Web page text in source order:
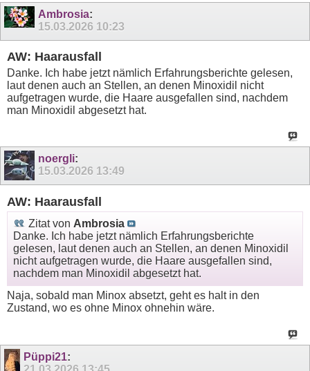
Ambrosia:
15.03.2026 10:23
AW: Haarausfall
Danke. Ich habe jetzt nämlich Erfahrungsberichte gelesen,
laut denen auch an Stellen, an denen Minoxidil nicht
aufgetragen wurde, die Haare ausgefallen sind, nachdem
man Minoxidil abgesetzt hat.
noergli:
15.03.2026 13:49
AW: Haarausfall
Zitat von Ambrosia
Danke. Ich habe jetzt nämlich Erfahrungsberichte
gelesen, laut denen auch an Stellen, an denen Minoxidil
nicht aufgetragen wurde, die Haare ausgefallen sind,
nachdem man Minoxidil abgesetzt hat.
Naja, sobald man Minox absetzt, geht es halt in den
Zustand, wo es ohne Minox ohnehin wäre.
Püppi21: